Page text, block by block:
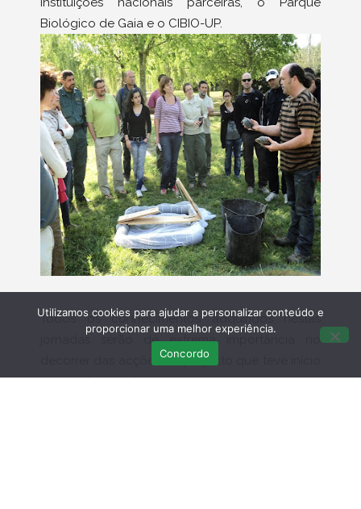
Biológico de Gaia e o CIBIO-UP.
Todos os conhecimentos adquiridos nestas
jornadas serão de extrema importância no
decorrer das acções do projecto que teve início
no princípio deste ano.
Utilizamos cookies para ajudar a personalizar conteúdo e
proporcionar uma melhor experiência.
Concordo